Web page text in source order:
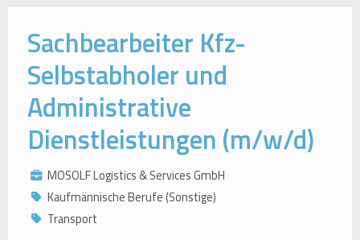
Sachbearbeiter Kfz-
Selbstabholer und
Administrative
Dienstleistungen (m/w/d)
MOSOLF Logistics & Services GmbH
Kaufmännische Berufe (Sonstige)
Transport